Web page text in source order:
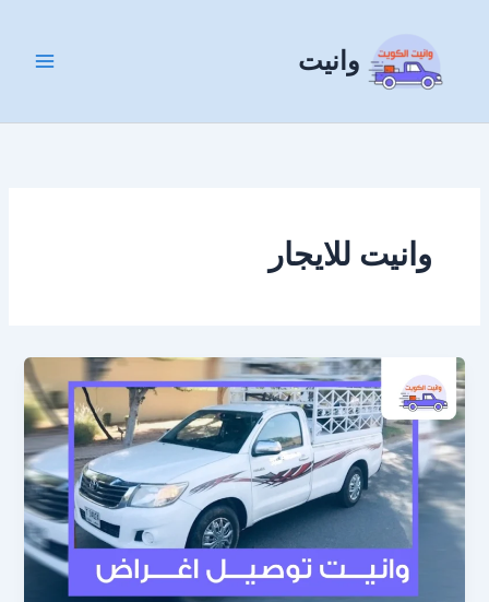
المحتوى
وانيت
وانيت للايجار